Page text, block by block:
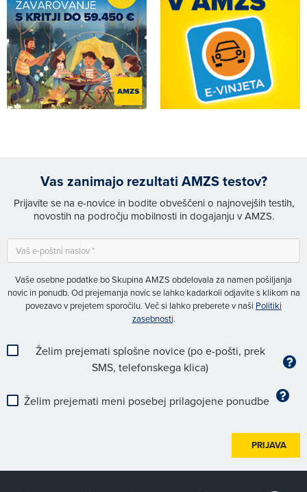
Vas zanimajo rezultati AMZS testov?
Prijavite se na e-novice in bodite obveščeni o najnovejših testih,
novostih na področju mobilnosti in dogajanju v AMZS.
Vaše osebne podatke bo Skupina AMZS obdelovala za namen pošiljanja
novic in ponudb. Od prejemanja novic se lahko kadarkoli odjavite s klikom na
povezavo v prejetem sporočilu. Več si lahko preberete v naši Politiki
zasebnosti.
Želim prejemati splošne novice (po e-pošti, prek
SMS, telefonskega klica)
Želim prejemati meni posebej prilagojene ponudbe
PRIJAVA